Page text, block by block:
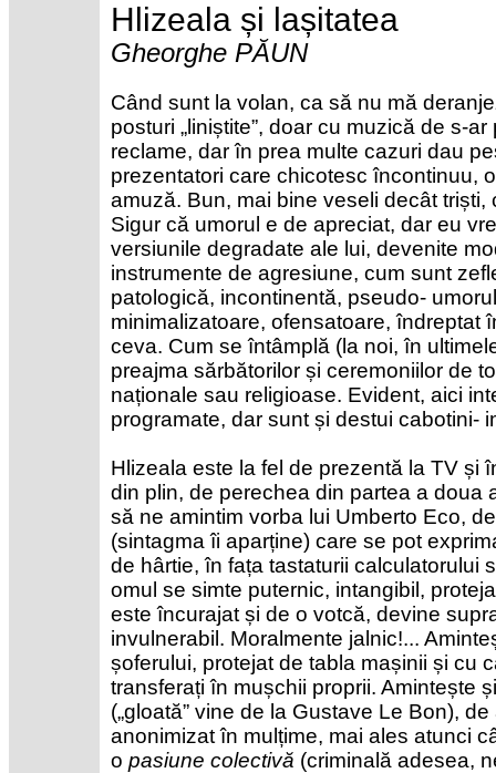
Hlizeala și lașitatea
Gheorghe PĂUN
Când sunt la volan, ca să nu mă
posturi „liniștite”, doar cu muzică de s-
reclame, dar în prea multe cazuri dau
prezentatori care chicotesc încontinuu,
amuză. Bun, mai bine veseli decât
Sigur că umorul e de apreciat, dar eu
versiunile degradate ale lui, devenite
instrumente de agresiune, cum sunt
patologică, incontinentă, pseudo-
minimalizatoare, ofensatoare, îndreptat
ceva. Cum se întâmplă (la noi, în
preajma sărbătorilor și ceremoniilor de
naționale sau religioase. Evident, aici
programate, dar sunt și destui cabotini-
Hlizeala este la fel de prezentă la TV și
din plin, de perechea din partea a doua
să ne amintim vorba lui Umberto Eco,
(sintagma îi aparține) care se pot
de hârtie, în fața tastaturii calculatorului
omul se simte puternic, intangibil,
este încurajat și de o votcă, devine
invulnerabil. Moralmente jalnic!...
șoferului, protejat de tabla mașinii și cu
transferați în mușchii proprii. Amintește
(„gloată” vine de la Gustave Le Bon),
anonimizat în mulțime, mai ales atunci
o pasiune colectivă (criminală adesea,